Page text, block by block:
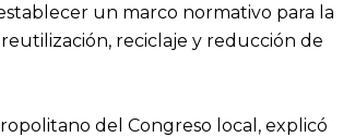
un marco normativo para la
reciclaje y reducción de
del Congreso local, explicó